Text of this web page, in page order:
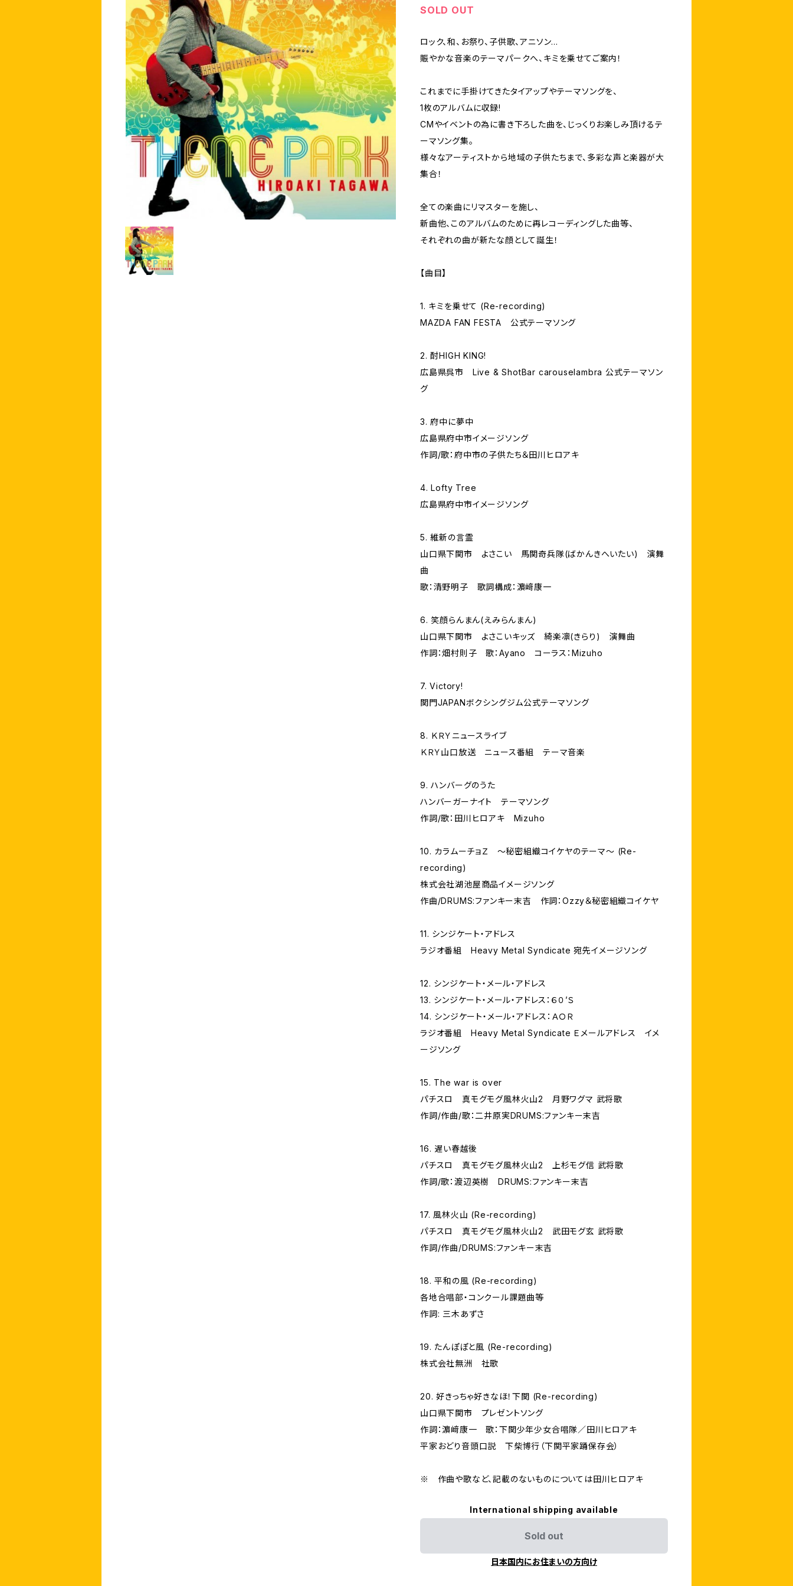
SOLD OUT
ロック、和、お祭り、子供歌、アニソン…
賑やかな音楽のテーマパークへ、キミを乗せてご案内！
これまでに手掛けてきたタイアップやテーマソングを、
1枚のアルバムに収録!
CMやイベントの為に書き下ろした曲を、じっくりお楽しみ頂けるテ
ーマソング集。
様々なアーティストから地域の子供たちまで、多彩な声と楽器が大
集合！
全ての楽曲にリマスターを施し、
新曲他、このアルバムのために再レコーディングした曲等、
それぞれの曲が新たな顔として誕生！
【曲目】
1. キミを乗せて (Re-recording)
MAZDA FAN FESTA 公式テーマソング
2. 酎HIGH KING!
広島県呉市 Live & ShotBar carouselambra 公式テーマソン
グ
3. 府中に夢中
広島県府中市イメージソング
作詞/歌：府中市の子供たち＆田川ヒロアキ
4. Lofty Tree
広島県府中市イメージソング
5. 維新の言霊
山口県下関市 よさこい 馬関奇兵隊(ばかんきへいたい) 演舞
曲
歌：清野明子 歌詞構成：濵﨑康一
6. 笑顔らんまん(えみらんまん)
山口県下関市 よさこいキッズ 綺楽凛(きらり) 演舞曲
作詞：畑村則子 歌：Ayano コーラス：Mizuho
7. Victory!
関門JAPANボクシングジム公式テーマソング
8. ＫＲＹニュースライブ
ＫＲＹ山口放送 ニュース番組 テーマ音楽
9. ハンバーグのうた
ハンバーガーナイト テーマソング
作詞/歌：田川ヒロアキ Mizuho
10. カラムーチョＺ ～秘密組織コイケヤのテーマ～ (Re-
recording)
株式会社湖池屋商品イメージソング
作曲/DRUMS:ファンキー末吉 作詞：Ozzy＆秘密組織コイケヤ
11. シンジケート・アドレス
ラジオ番組 Heavy Metal Syndicate 宛先イメージソング
12. シンジケート・メール・アドレス
13. シンジケート・メール・アドレス：６０’Ｓ
14. シンジケート・メール・アドレス：ＡＯＲ
ラジオ番組 Heavy Metal Syndicate Ｅメールアドレス イメ
ージソング
15. The war is over
パチスロ 真モグモグ風林火山2 月野ワグマ 武将歌
作詞/作曲/歌：二井原実DRUMS:ファンキー末吉
16. 遅い春越後
パチスロ 真モグモグ風林火山2 上杉モグ信 武将歌
作詞/歌：渡辺英樹 DRUMS:ファンキー末吉
17. 風林火山 (Re-recording)
パチスロ 真モグモグ風林火山2 武田モグ玄 武将歌
作詞/作曲/DRUMS:ファンキー末吉
18. 平和の風 (Re-recording)
各地合唱部・コンクール課題曲等
作詞: 三木あずさ
19. たんぽぽと風 (Re-recording)
株式会社無洲 社歌
20. 好きっちゃ好きなほ！下関 (Re-recording)
山口県下関市 プレゼントソング
作詞：濵﨑康一 歌：下関少年少女合唱隊／田川ヒロアキ
平家おどり音頭口説 下柴博行（下関平家踊保存会）
※ 作曲や歌など、記載のないものについては田川ヒロアキ
International shipping available
Sold out
日本国内にお住まいの方向け